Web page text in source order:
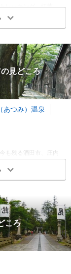
レッキング、紅葉、
生産地、天童市にも
ども楽しめます。
予算
旅行記をもとに集計
12～2月
クリップ
見どころ
あつみ）温泉
も残る酒田市、庄内
である出羽三山な
人気です。温海温泉
レな温泉街です。
予算
ころ